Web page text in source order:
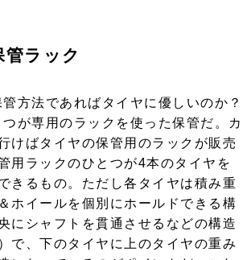
ラック
方法であればタイヤに優しいのか？
が専用のラックを使った保管だ。カ
けばタイヤの保管用のラックが販売
用ラックのひとつが4本のタイヤを
きるもの。ただし各タイヤは積み重
ホイールを個別にホールドできる構
にシャフトを貫通させるなどの構造
で、下のタイヤに上のタイヤの重み